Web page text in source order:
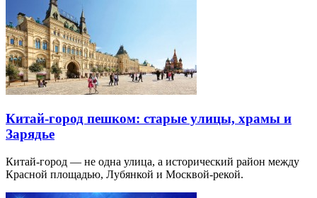
Китай-город пешком: старые улицы, храмы и
Зарядье
Китай-город — не одна улица, а исторический район между
Красной площадью, Лубянкой и Москвой-рекой.